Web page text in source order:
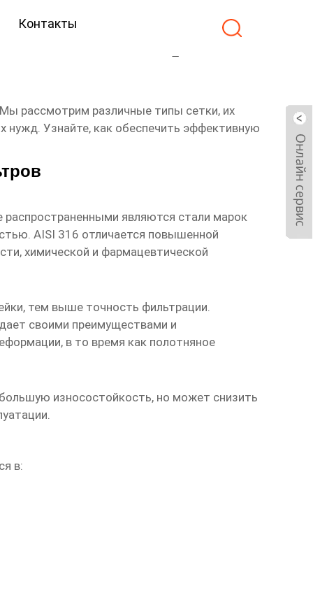
Контакты
Основная страна
рассмотрим различные типы сетки, их
нужд. Узнайте, как обеспечить эффективную
являются стали марок
AISI 316 отличается повышенной
химической и фармацевтической
тем выше точность фильтрации.
своими преимуществами и
в то время как полотняное
износостойкость, но может снизить
в: